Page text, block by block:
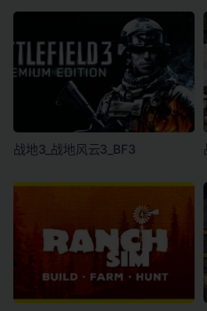
战地3_战地风云3_BF3